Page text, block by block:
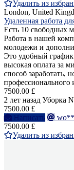
Удалить из
London, United
Удаленная работа
Есть 10 свободных
Работа в нашей
молодежи и
Это удобный
высокая оплата за
способ заработать,
профессионального
7500.00 £
2 лет назад Уборка
7500.00 £
Написать
7500.00 £
Удалить из